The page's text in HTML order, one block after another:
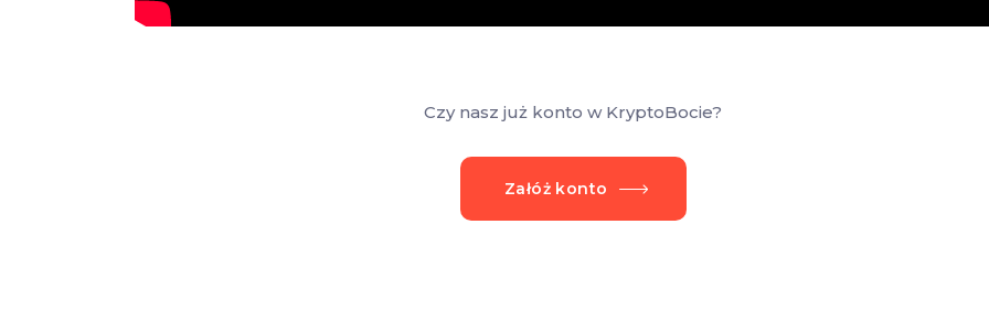
Czy nasz już konto w KryptoBocie?
Załóż konto